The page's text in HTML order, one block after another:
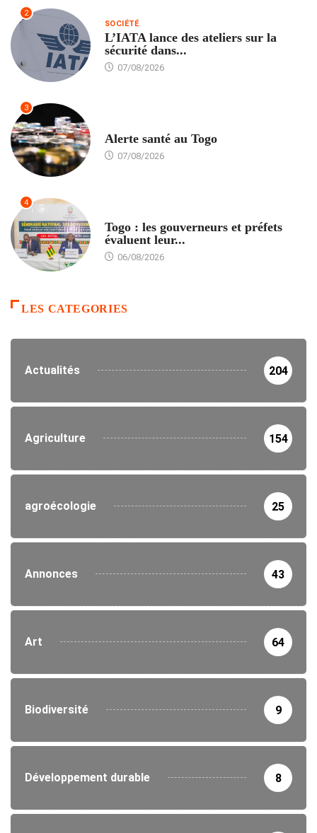
2
SOCIÉTÉ
L’IATA lance des ateliers sur la
sécurité dans...
07/08/2026
3
Alerte santé au Togo
07/08/2026
4
Togo : les gouverneurs et préfets
évaluent leur...
06/08/2026
LES CATEGORIES
Actualités 204
Agriculture 154
agroécologie 25
Annonces 43
Art 64
Biodiversité 9
Développement durable 8